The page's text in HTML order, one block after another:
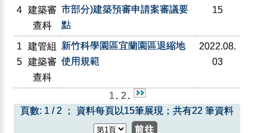
4 建築審
查科
市部分)建築預審申請案審議要
點
15
1
5
建管組
建築審
查科
新竹科學園區宜蘭園區退縮地
使用規範
2022.08.
03
1 . 2 .
頁數: 1 / 2 ； 資料每頁以15筆展現；共有22 筆資料